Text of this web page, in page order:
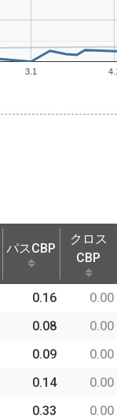
3.1
パスCBP
クロス
CBP
パスCBP
クロス
0.16 0.00
0.08 0.00
0.09 0.00
0.14 0.00
0.33 0.00